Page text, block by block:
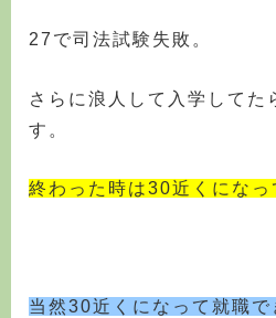
27で司法試験失敗。
さらに浪人して入学してた
す。
終わった時は30近くになっ
当然30近くになって就職で